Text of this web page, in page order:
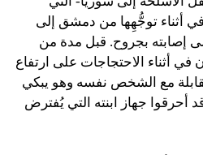
في أثناء توجُّهِها من دمشق إلى
إصابته بجروح. قبل مدة من
في أثناء الاحتجاجات على ارتفاع
عام ٢٠١٩م مقابلة مع الشخص نفسه وهو يبكي
جهاز ابنته التي يُفترض